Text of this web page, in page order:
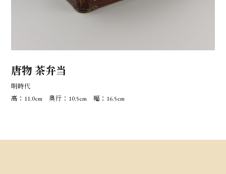
唐物 茶弁当
明時代
高：11.0cm 奥行：10.5cm 幅：16.5cm